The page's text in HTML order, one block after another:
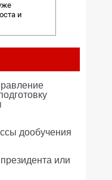
и
дообучения
или